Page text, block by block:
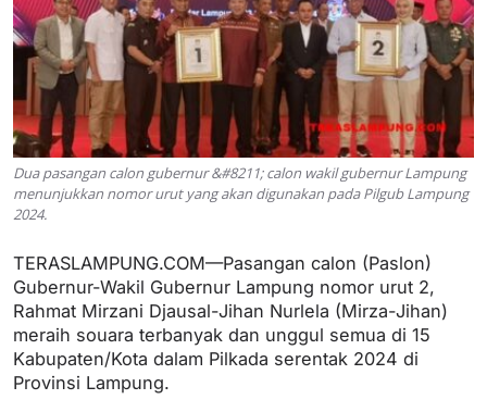
Dua pasangan calon gubernur &#8211; calon wakil gubernur Lampung
menunjukkan nomor urut yang akan digunakan pada Pilgub Lampung
2024.
TERASLAMPUNG.COM—Pasangan calon (Paslon)
Gubernur-Wakil Gubernur Lampung nomor urut 2,
Rahmat Mirzani Djausal-Jihan Nurlela (Mirza-Jihan)
meraih souara terbanyak dan unggul semua di 15
Kabupaten/Kota dalam Pilkada serentak 2024 di
Provinsi Lampung.